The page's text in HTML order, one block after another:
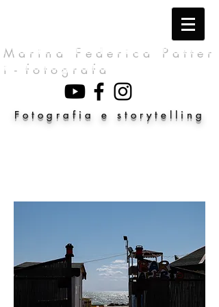
M a r i n a F e d e r i c a P a t t e r
i - f o t o g r a f a
F o t o g r a f i a e s t o r y t e l l i n g